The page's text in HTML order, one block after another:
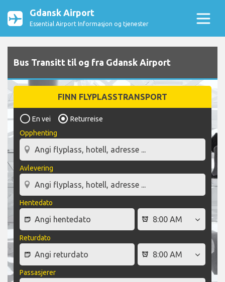
Gdansk Airport
Essential Airport Informasjon og tjenester
Bus Transitt til og fra Gdansk Airport
FINN FLYPLASSTRANSPORT
En vei
Returreise
Opphenting
Avlevering
Hentedato
Returdato
Passasjerer